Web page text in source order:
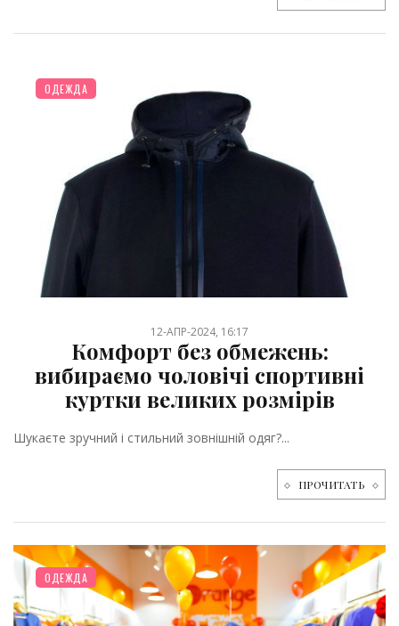
ОДЕЖДА
12-АПР-2024, 16:17
Комфорт без обмежень:
вибираємо чоловічі спортивні
куртки великих розмірів
Шукаєте зручний і стильний зовнішній одяг?...
ПРОЧИТАТЬ
ОДЕЖДА